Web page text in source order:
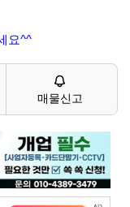
요^^
매물신고